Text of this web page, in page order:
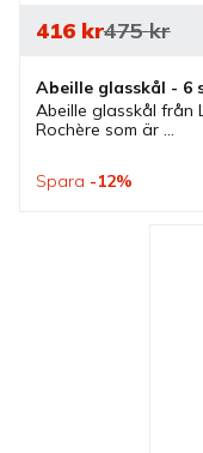
Abeille glasskål - 6
Abeille glasskål från
Rochère som är
passar bra vid
416kr475kr
Spara 12%